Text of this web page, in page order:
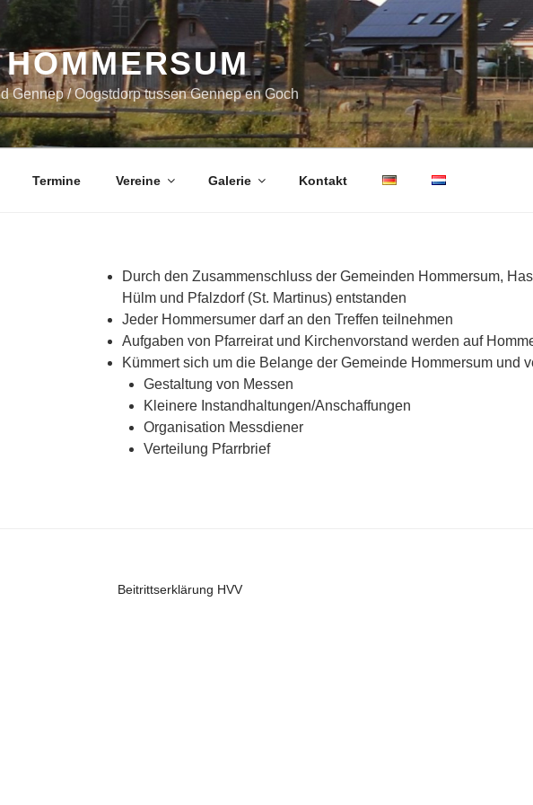
Gennep / Oogstdorp tussen Gennep en Goch
Termine Vereine Galerie Kontakt
Durch den Zusammenschluss der Gemeinden Hommersum,
Hülm und Pfalzdorf (St. Martinus) entstanden
Jeder Hommersumer darf an den Treffen teilnehmen
Aufgaben von Pfarreirat und Kirchenvorstand werden auf
Kümmert sich um die Belange der Gemeinde Hommersum und
Gestaltung von Messen
Kleinere Instandhaltungen/Anschaffungen
Organisation Messdiener
Verteilung Pfarrbrief
Beitrittserklärung HVV